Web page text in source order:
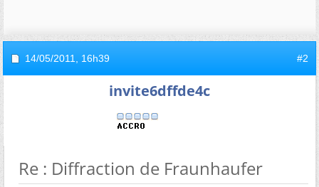
14/05/2011, 16h39 #2
invite6dffde4c
Re : Diffraction de Fraunhaufer